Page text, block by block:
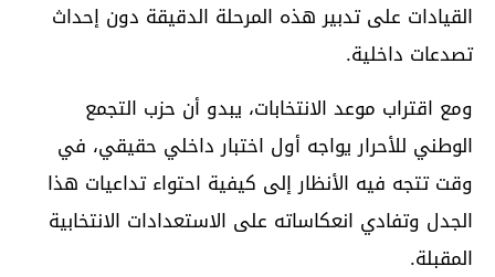
القيادات على تدبير هذه المرحلة الدقيقة دون إحداث
تصدعات داخلية.
ومع اقتراب موعد الانتخابات، يبدو أن حزب التجمع
الوطني للأحرار يواجه أول اختبار داخلي حقيقي، في
وقت تتجه فيه الأنظار إلى كيفية احتواء تداعيات هذا
الجدل وتفادي انعكاساته على الاستعدادات الانتخابية
المقبلة.